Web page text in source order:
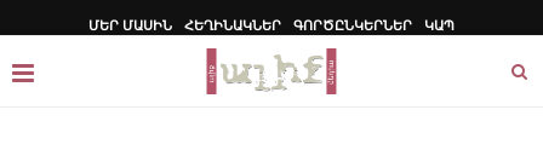
ՄԵՐ ՄԱՍԻՆ ՀԵՂԻՆԱԿՆԵՐ ԳՈՐԾԸՆԿԵՐՆԵՐ ԿԱՊ